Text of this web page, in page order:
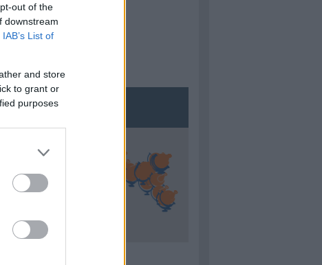
out of the
downstream
IAB’s List of
and store
to grant or
purposes